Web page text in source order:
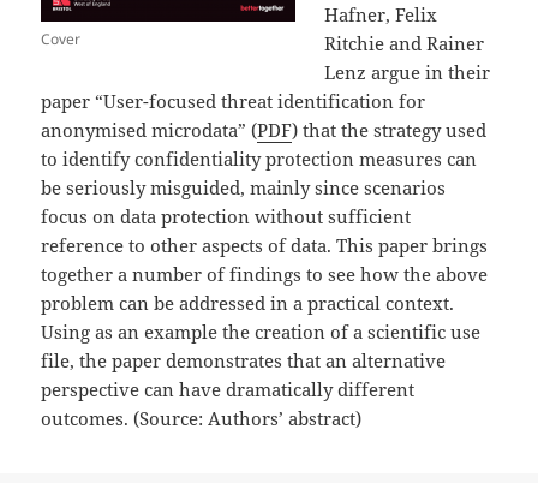
Cover
Hafner, Felix
Ritchie and Rainer
Lenz argue in their
paper “User-focused threat identification for
anonymised microdata” (PDF) that the strategy used
to identify confidentiality protection measures can
be seriously misguided, mainly since scenarios
focus on data protection without sufficient
reference to other aspects of data. This paper brings
together a number of findings to see how the above
problem can be addressed in a practical context.
Using as an example the creation of a scientific use
file, the paper demonstrates that an alternative
perspective can have dramatically different
outcomes. (Source: Authors’ abstract)